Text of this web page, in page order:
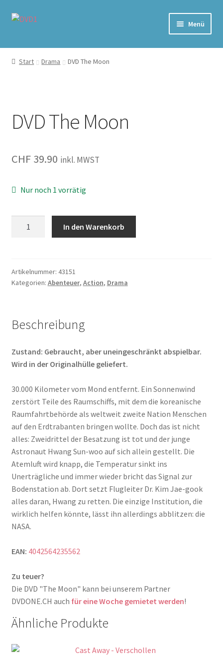
Zur
Zum
Menü
Home
Start Drama DVD The Moon
DVD The Moon
CHF39.90 inkl. MWST
Nur noch 1 vorrätig
In den Warenkorb
Artikelnummer: 43151
Kategorien: Abenteuer, Action, Drama
Beschreibung
Zustand: Gebraucht, aber uneingeschränkt abspielbar.
Wird in der Originalhülle geliefert.
30.000 Kilometer vom Mond entfernt. Ein Sonnenwind
zerstört Teile des Raumschiffs, mit dem die koreanische
Raumfahrtbehörde als weltweit zweite Nation Menschen
auf den Erdtrabanten bringen wollte. Doch das ist nicht
alles: Zweidrittel der Besatzung ist tot und der junge
Astronaut Hwang Sun-woo auf sich allein gestellt. Die
Atemluft wird knapp, die Temperatur sinkt ins
Unerträgliche und immer wieder bricht das Signal zur
Bodenstation ab. Dort setzt Flugleiter Dr. Kim Jae-gook
alles daran, Hwang zu retten. Die einzige Institution, die
wirklich helfen könnte, lässt ihn allerdings abblitzen: die
NASA.
EAN: 4042564235562
Zu teuer?
Die DVD "The Moon" kann bei unserem Partner
DVDONE.CH auch für eine Woche gemietet werden!
Ähnliche Produkte